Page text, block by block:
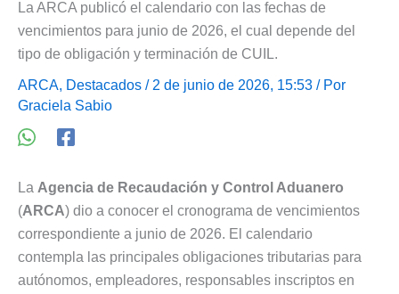
La ARCA publicó el calendario con las fechas de
vencimientos para junio de 2026, el cual depende del
tipo de obligación y terminación de CUIL.
ARCA, Destacados / 2 de junio de 2026, 15:53 / Por
Graciela Sabio
La Agencia de Recaudación y Control Aduanero
(ARCA) dio a conocer el cronograma de vencimientos
correspondiente a junio de 2026. El calendario
contempla las principales obligaciones tributarias para
autónomos, empleadores, responsables inscriptos en